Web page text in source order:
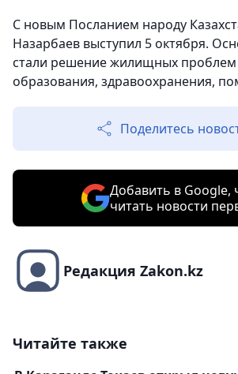
С новым Посланием народу
Назарбаев выступил 5 октября.
стали решение жилищных проблем
образования, здравоохранения,
Поделитесь
Добавить в Google,
читать новости
Редакция Zakon.kz
Читайте также